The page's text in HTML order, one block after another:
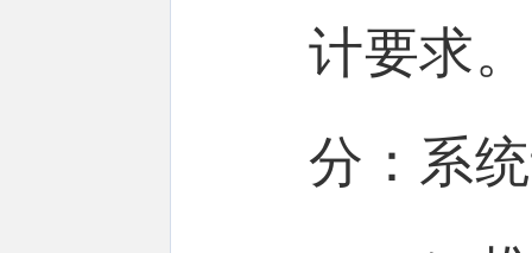
计要求
分：系